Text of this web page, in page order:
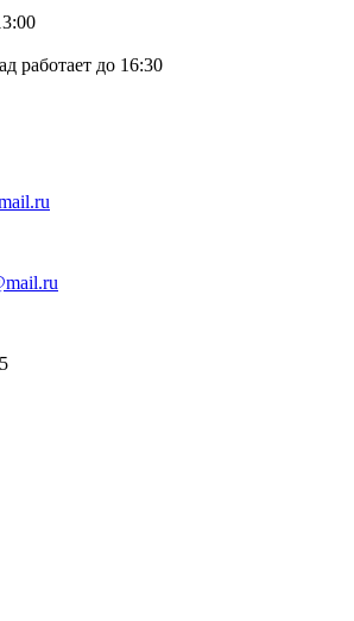
работает до 16:30